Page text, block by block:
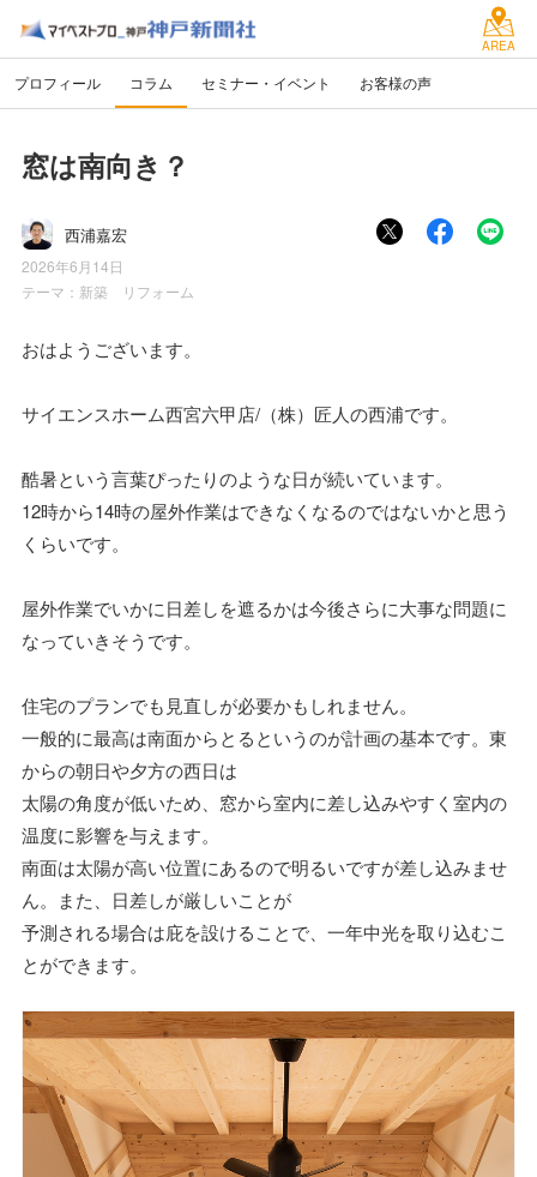
AREA
プロフィール コラム セミナー・イベント お客様の声
窓は南向き？
西浦嘉宏
2026年6月14日
テーマ： 新築 リフォーム
おはようございます。
サイエンスホーム西宮六甲店/（株）匠人の西浦です。
酷暑という言葉ぴったりのような日が続いています。
12時から14時の屋外作業はできなくなるのではないかと思う
くらいです。
屋外作業でいかに日差しを遮るかは今後さらに大事な問題に
なっていきそうです。
住宅のプランでも見直しが必要かもしれません。
一般的に最高は南面からとるというのが計画の基本です。東
からの朝日や夕方の西日は
太陽の角度が低いため、窓から室内に差し込みやすく室内の
温度に影響を与えます。
南面は太陽が高い位置にあるので明るいですが差し込みませ
ん。また、日差しが厳しいことが
予測される場合は庇を設けることで、一年中光を取り込むこ
とができます。